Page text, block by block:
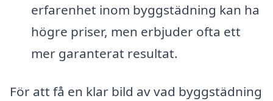
erfarenhet inom byggstädning kan ha
högre priser, men erbjuder ofta ett
mer garanterat resultat.
För att få en klar bild av vad byggstädning